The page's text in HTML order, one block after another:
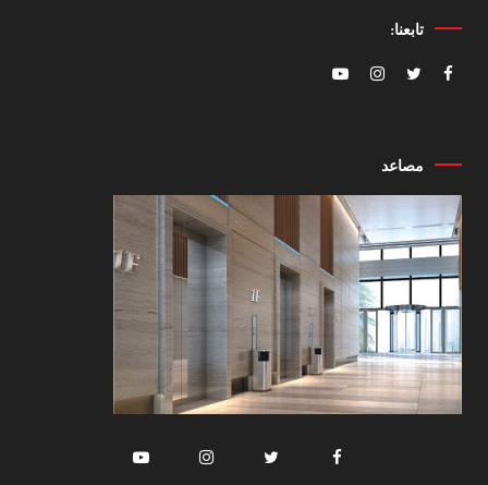
تابعنا:
مصاعد